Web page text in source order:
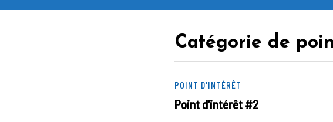
Catégorie de
POINT D'INTÉRÊT
Point d’intérêt #2